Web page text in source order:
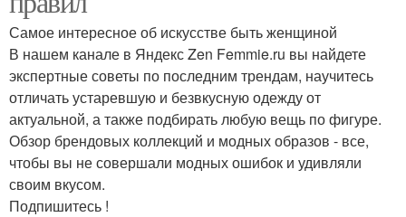
Самое интересное об искусстве быть женщиной
В нашем канале в Яндекс Zen Femmie.ru вы найдете
экспертные советы по последним трендам, научитесь
отличать устаревшую и безвкусную одежду от
актуальной, а также подбирать любую вещь по фигуре.
Обзор брендовых коллекций и модных образов - все,
чтобы вы не совершали модных ошибок и удивляли
своим вкусом.
Подпишитесь !